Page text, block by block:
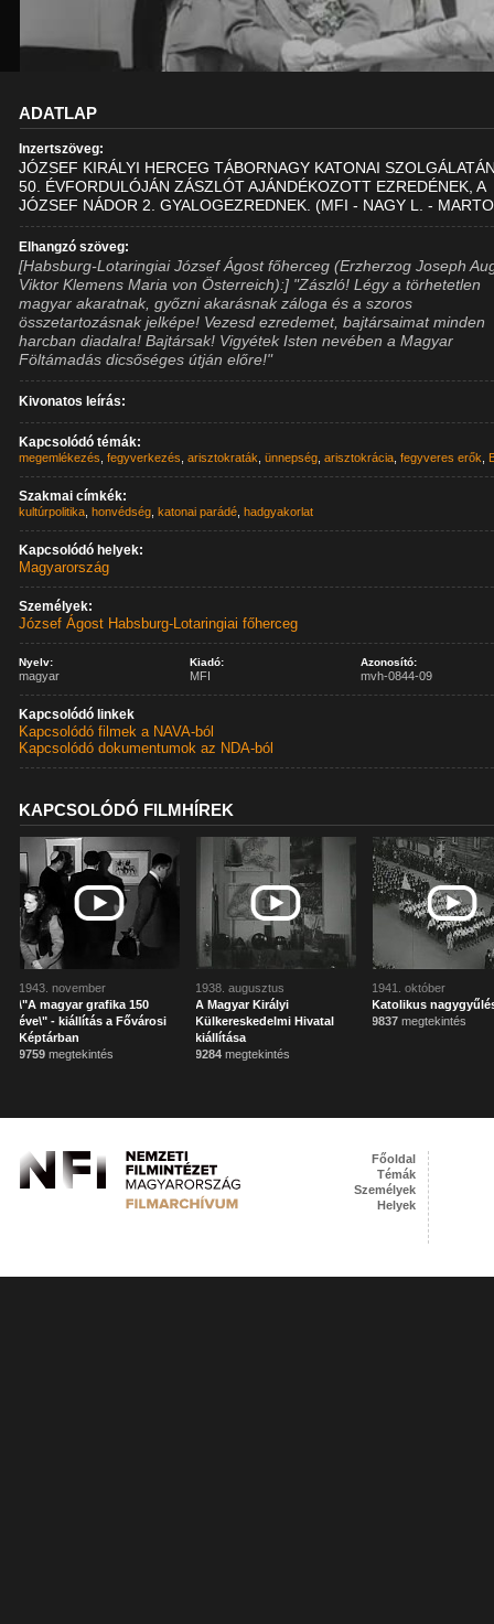
ADATLAP
Inzertszöveg:
JÓZSEF KIRÁLYI HERCEG TÁBORNAGY KATONAI
50. ÉVFORDULÓJÁN ZÁSZLÓT AJÁNDÉKOZOTT EZREDÉNEK, A
JÓZSEF NÁDOR 2. GYALOGEZREDNEK. (MFI - NAGY L. -
Elhangzó szöveg:
[Habsburg-Lotaringiai József Ágost főherceg (Erzherzog Joseph
Viktor Klemens Maria von Österreich):] "Zászló! Légy a törhetetlen
magyar akaratnak, győzni akarásnak záloga és a szoros
összetartozásnak jelképe! Vezesd ezredemet, bajtársaimat minden
harcban diadalra! Bajtársak! Vigyétek Isten nevében a Magyar
Föltámadás dicsőséges útján előre!"
Kivonatos leírás:
Kapcsolódó témák:
megemlékezés ,fegyverkezés ,arisztokraták ,ünnepség ,arisztokrácia ,fegyveres erők
Szakmai címkék:
kultúrpolitika ,honvédség ,katonai parádé ,hadgyakorlat
Kapcsolódó helyek:
Magyarország
Személyek:
József Ágost Habsburg-Lotaringiai főherceg
Nyelv:
magyar
Kiadó:
MFI
Azonosító:
mvh-0844-09
Kapcsolódó linkek
Kapcsolódó filmek a NAVA-ból
Kapcsolódó dokumentumok az NDA-ból
KAPCSOLÓDÓ FILMHÍREK
1943. november
\"A magyar grafika 150
éve\" - kiállítás a Fővárosi
Képtárban
9759 megtekintés
1938. augusztus
A Magyar Királyi
Külkereskedelmi Hivatal
kiállítása
9284 megtekintés
1941. október
Katolikus
9837 megtekintés
Főoldal
Témák
Személyek
Helyek